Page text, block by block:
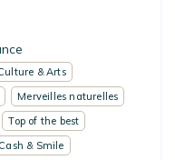
& Arts
Merveilles naturelles
Top of the best
Cash & Smile